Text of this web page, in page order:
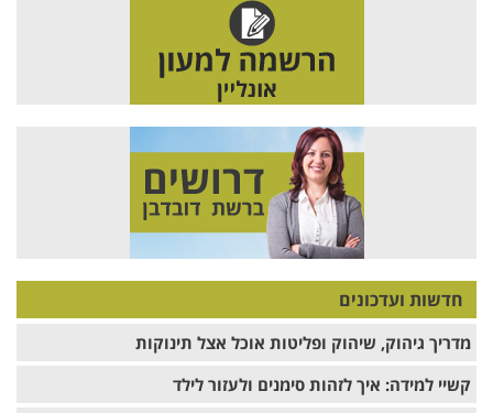
חדשות ועדכונים
מדריך גיהוק, שיהוק ופליטות אוכל אצל תינוקות
קשיי למידה: איך לזהות סימנים ולעזור לילד